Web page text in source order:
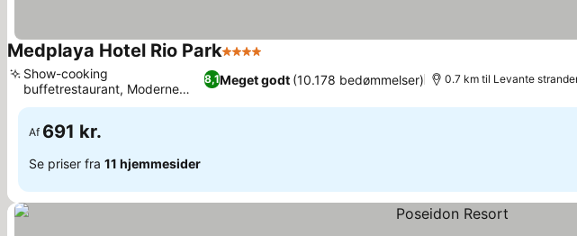
Medplaya Hotel Rio Park4 Stjerner
8,1Meget godt (10.178 bedømmelser)
Show-cooking
buffetrestaurant, Moderne
middelhavsidentitet
0.7 km til Levante
Af 691 kr.
Se priser fra 11 hjemmesider